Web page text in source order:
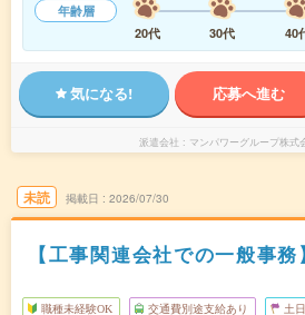
年齢層
20代
30代 40
気になる! 応募へ進む
派遣会社 マンパワーグループ株
未読 掲載日 2026/07/30
【工事関連会社での一般事務
職種未経験OK 交通費別途支給あり 土